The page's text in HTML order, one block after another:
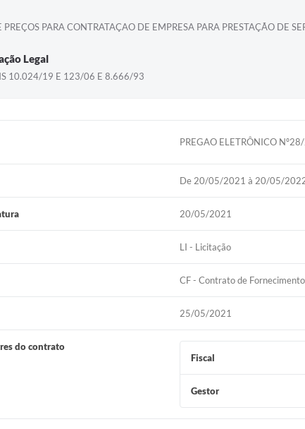
PREÇOS PARA CONTRATAÇAO DE EMPRESA PARA PRESTAÇÃO DE
Legal
10.024/19 E 123/06 E 8.666/93
PREGAO ELETRÔNICO
De 20/05/2021 à 20/05/
20/05/2021
LI - Licitação
CF - Contrato de Fornecimento
25/05/2021
do contrato
Fiscal
Gestor